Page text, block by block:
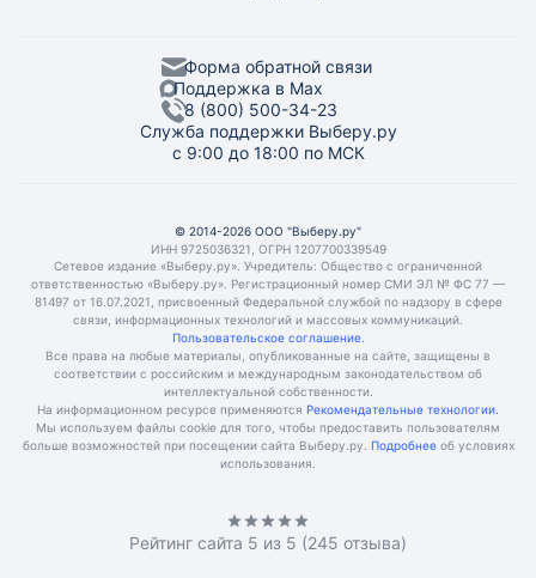
Форма обратной связи
Поддержка в Max
8 (800) 500-34-23
Служба поддержки Выберу.ру
с 9:00 до 18:00 по МСК
© 2014-2026 ООО "Выберу.ру"
ИНН 9725036321, ОГРН 1207700339549
Сетевое издание «Выберу.ру». Учредитель: Общество с ограниченной
ответственностью «Выберу.ру». Регистрационный номер СМИ ЭЛ № ФС 77 —
81497 от 16.07.2021, присвоенный Федеральной службой по надзору в сфере
связи, информационных технологий и массовых коммуникаций.
Пользовательское соглашение.
Все права на любые материалы, опубликованные на сайте, защищены в
соответствии с российским и международным законодательством об
интеллектуальной собственности.
На информационном ресурсе применяются Рекомендательные технологии.
Мы используем файлы cookie для того, чтобы предоставить пользователям
больше возможностей при посещении сайта Выберу.ру. Подробнее об условиях
использования.
Рейтинг сайта 5 из 5 (245 отзыва)